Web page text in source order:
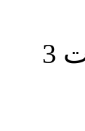
موعد مباريات اليوم السبت 3